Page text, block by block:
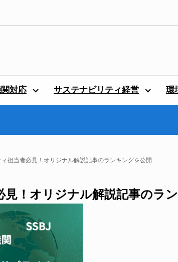
対応 サステナビリティ経営 環
担当者必見！オリジナル解説記事のランキングを公開
！オリジナル解説記事のラ